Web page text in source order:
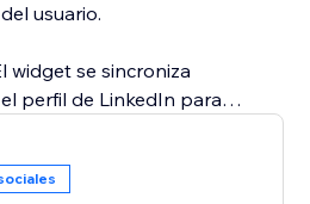
usuario.
widget se sincroniza
perfil de LinkedIn para